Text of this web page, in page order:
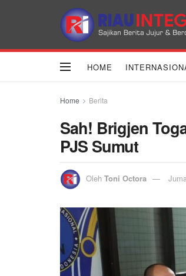
HOME
Home Berita
Sah! Brigjen
PJS Sumut
Oleh Toni Octora